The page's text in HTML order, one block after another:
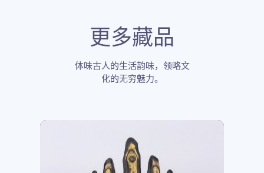
更多藏品
体味古人的生活韵味，领略文
化的无穷魅力。